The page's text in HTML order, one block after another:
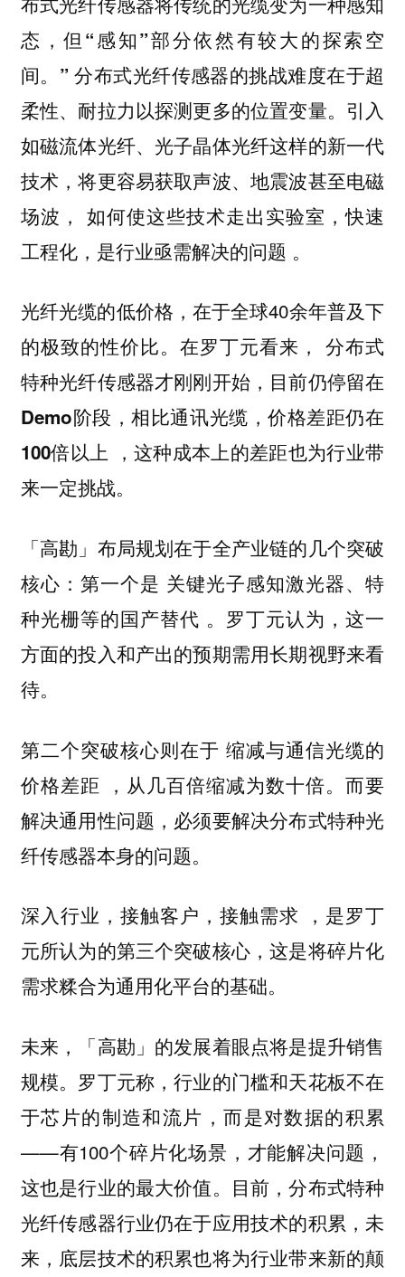
态，但“感知”部分依然有较大的探索空
间。” 分布式光纤传感器的挑战难度在于超
柔性、耐拉力以探测更多的位置变量。引入
如磁流体光纤、光子晶体光纤这样的新一代
技术，将更容易获取声波、地震波甚至电磁
场波， 如何使这些技术走出实验室，快速
工程化，是行业亟需解决的问题 。
光纤光缆的低价格，在于全球40余年普及下
的极致的性价比。在罗丁元看来，分布式
特种光纤传感器才刚刚开始，目前仍停留在
Demo阶段，相比通讯光缆，价格差距仍在
100倍以上 ，这种成本上的差距也为行业带
来一定挑战。
「高勘」布局规划在于全产业链的几个突破
核心：第一个是 关键光子感知激光器、特
种光栅等的国产替代 。罗丁元认为，这一
方面的投入和产出的预期需用长期视野来看
待。
第二个突破核心则在于缩减与通信光缆的
价格差距 ，从几百倍缩减为数十倍。而要
解决通用性问题，必须要解决分布式特种光
纤传感器本身的问题。
深入行业，接触客户，接触需求 ，是罗丁
元所认为的第三个突破核心，这是将碎片化
需求糅合为通用化平台的基础。
未来，「高勘」的发展着眼点将是提升销售
规模。罗丁元称，行业的门槛和天花板不在
于芯片的制造和流片，而是对数据的积累
——有100个碎片化场景，才能解决问题，
这也是行业的最大价值。目前，分布式特种
光纤传感器行业仍在于应用技术的积累，未
来，底层技术的积累也将为行业带来新的颠